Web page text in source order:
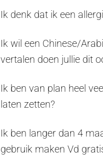
Ik denk dat ik een
Ik wil een Chinese/
vertalen doen jullie dit
Ik ben van plan heel
laten zetten?
Ik ben langer dan 4
gebruik maken Vd